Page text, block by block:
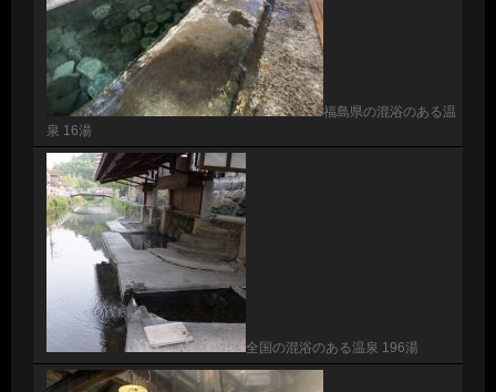
福島県の混浴のある温
泉 16湯
全国の混浴のある温泉 196湯